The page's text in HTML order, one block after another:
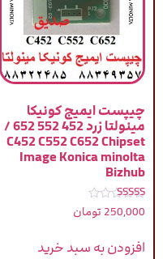
چیپست ایمیج کونیکا
مینولتا زرد 452 552 652 /
C452 C552 C652 Chipset
Image Konica minolta
Bizhub
نمره
5.00
250,000 تومان
افزودن به سبد خرید